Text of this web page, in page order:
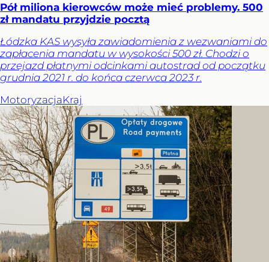
Pół miliona kierowców może mieć problemy. 500
zł mandatu przyjdzie pocztą
Łódzka KAS wysyła zawiadomienia z wezwaniami do
zapłacenia mandatu w wysokości 500 zł. Chodzi o
przejazd płatnymi odcinkami autostrad od początku
grudnia 2021 r. do końca czerwca 2023 r.
MotoryzacjaKraj